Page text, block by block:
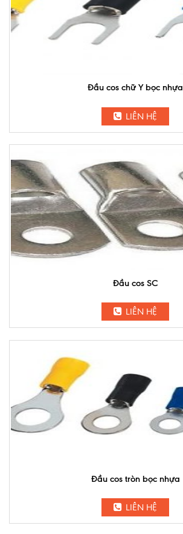
Đầu cos chữ Y bọc nhựa
LIÊN HỆ
Đầu cos SC
LIÊN HỆ
Đầu cos tròn bọc nhựa
LIÊN HỆ